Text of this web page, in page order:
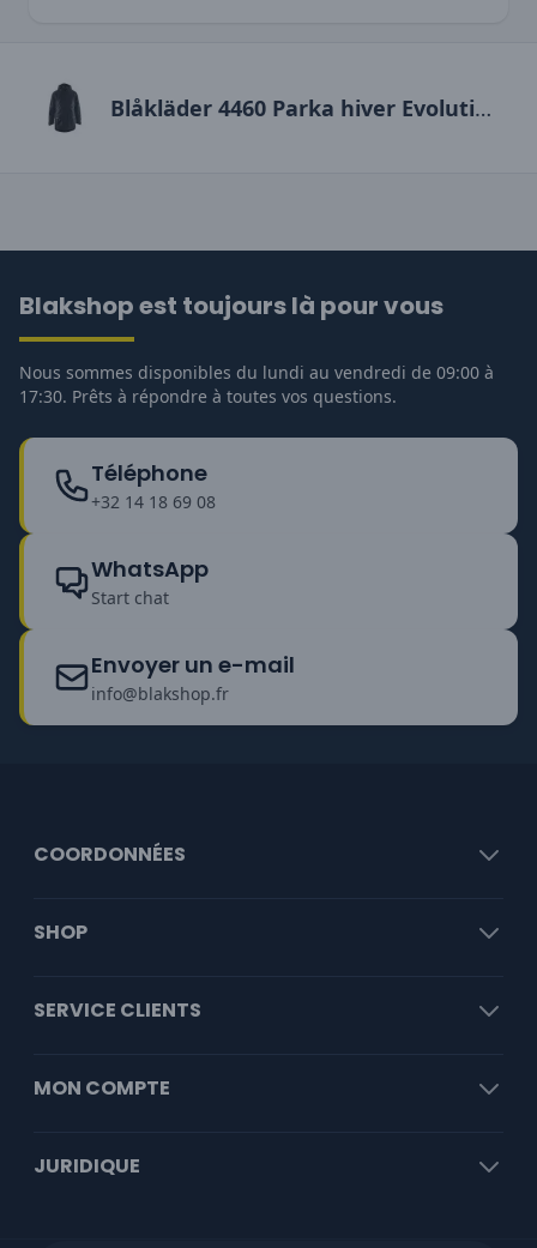
Blåkläder 4460 Parka hiver Evolution
Blakshop est toujours là pour vous
Nous sommes disponibles du lundi au vendredi de 09:00 à
17:30. Prêts à répondre à toutes vos questions.
Téléphone
+32 14 18 69 08
WhatsApp
Start chat
Envoyer un e-mail
info@blakshop.fr
COORDONNÉES
SHOP
SERVICE CLIENTS
MON COMPTE
JURIDIQUE